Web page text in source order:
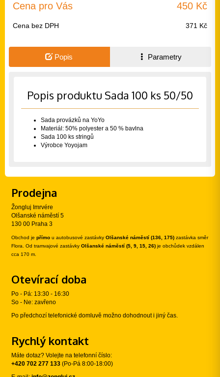
Cena pro Vás 450 Kč
Cena bez DPH 371 Kč
Popis Parametry
Popis produktu Sada 100 ks 50/50
Sada provázků na YoYo
Materiál: 50% polyester a 50 % bavlna
Sada 100 ks stringů
Výrobce Yoyojam
Prodejna
Žongluj Imrvére
Olšanské náměstí 5
130 00 Praha 3
Obchod je přímo u autobusové zastávky Olšanské náměstí (136, 175) zastávka směr
Flora. Od tramvajové zastávky Olšanské náměstí (5, 9, 15, 26) je obchůdek vzdálen
cca 170 m.
Otevírací doba
Po - Pá: 13:30 - 16:30
So - Ne: zavřeno
Po předchozí telefonické domluvě možno dohodnout i jiný čas.
Rychlý kontakt
Máte dotaz? Volejte na telefonní číslo:
+420 702 277 133 (Po-Pá 8:00-18:00)